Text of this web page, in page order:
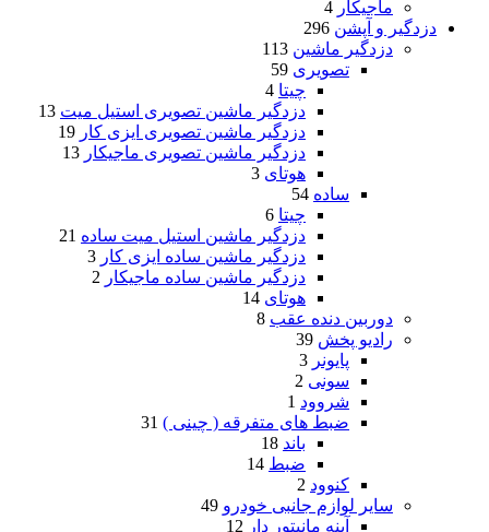
ماجیکار 4
دزدگیر و آپشن 296
دزدگیر ماشین 113
تصویری 59
چیتا 4
دزدگیر ماشین تصویری استیل میت 13
دزدگیر ماشین تصویری ایزی کار 19
دزدگیر ماشین تصویری ماجیکار 13
هوتای 3
ساده 54
چیتا 6
دزدگیر ماشین استیل میت ساده 21
دزدگیر ماشین ساده ایزی کار 3
دزدگیر ماشین ساده ماجیکار 2
هوتای 14
دوربین دنده عقب 8
رادیو پخش 39
پایونر 3
سونی 2
شروود 1
ضبط های متفرقه ( چینی ) 31
باند 18
ضبط 14
کنوود 2
سایر لوازم جانبی خودرو 49
آینه مانیتور دار 12